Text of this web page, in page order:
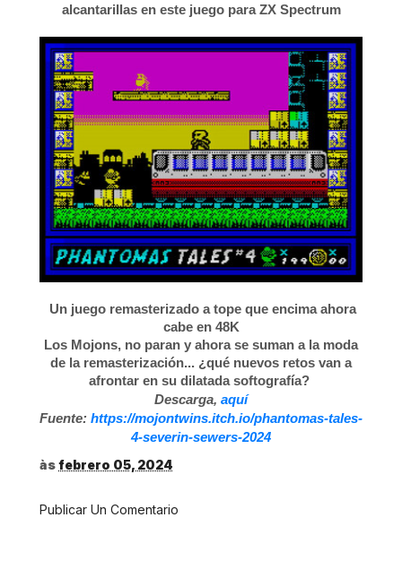
alcantarillas en este juego para ZX Spectrum
Un juego remasterizado a tope que encima ahora
cabe en 48K
Los Mojons, no paran y ahora se suman a la moda
de la remasterización... ¿qué nuevos retos van a
afrontar en su dilatada softografía?
Descarga, aquí
Fuente: https://mojontwins.itch.io/phantomas-tales-
4-severin-sewers-2024
àsfebrero 05, 2024
Publicar Un Comentario